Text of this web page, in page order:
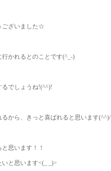
ございました☆
かれるとのことです(^_-)
るでしょうね!(^^)!
から、きっと喜ばれると思います(^^)/
思います！！
と思います<(_ _)>